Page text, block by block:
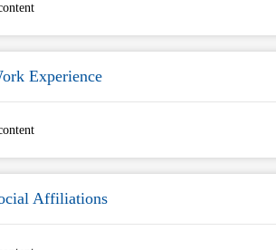
Experience
Affiliations